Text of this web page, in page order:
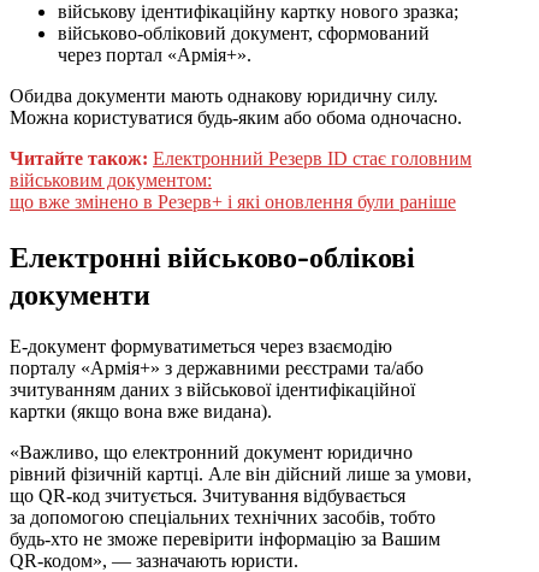
військову ідентифікаційну картку нового зразка;
військово-обліковий документ, сформований
через портал «Армія+».
Обидва документи мають однакову юридичну силу.
Можна користуватися будь-яким або обома одночасно.
Читайте також: Електронний Резерв ID стає головним
військовим документом:
що вже змінено в Резерв+ і які оновлення були раніше
Електронні військово-облікові
документи
Е-документ формуватиметься через взаємодію
порталу «Армія+» з державними реєстрами та/або
зчитуванням даних з військової ідентифікаційної
картки (якщо вона вже видана).
«Важливо, що електронний документ юридично
рівний фізичній картці. Але він дійсний лише за умови,
що QR-код зчитується. Зчитування відбувається
за допомогою спеціальних технічних засобів, тобто
будь-хто не зможе перевірити інформацію за Вашим
QR-кодом», — зазначають юристи.